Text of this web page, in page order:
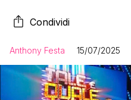
Condividi
Anthony Festa 15/07/2025